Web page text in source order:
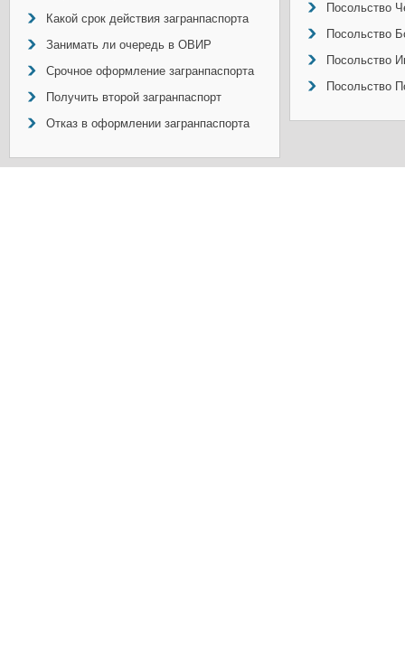
Какой срок действия загранпаспорта
Занимать ли очередь в ОВИР
Срочное оформление загранпаспорта
Получить второй загранпаспорт
Отказ в оформлении загранпаспорта
Посольство
Посольство
Посольство
Посольство